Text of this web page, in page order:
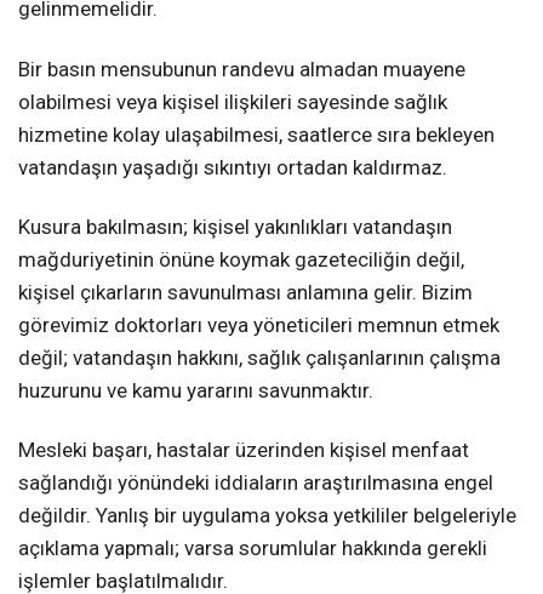
gelinmemelidir.
Bir basın mensubunun randevu almadan muayene
olabilmesi veya kişisel ilişkileri sayesinde sağlık
hizmetine kolay ulaşabilmesi, saatlerce sıra bekleyen
vatandaşın yaşadığı sıkıntıyı ortadan kaldırmaz.
Kusura bakılmasın; kişisel yakınlıkları vatandaşın
mağduriyetinin önüne koymak gazeteciliğin değil,
kişisel çıkarların savunulması anlamına gelir. Bizim
görevimiz doktorları veya yöneticileri memnun etmek
değil; vatandaşın hakkını, sağlık çalışanlarının çalışma
huzurunu ve kamu yararını savunmaktır.
Mesleki başarı, hastalar üzerinden kişisel menfaat
sağlandığı yönündeki iddiaların araştırılmasına engel
değildir. Yanlış bir uygulama yoksa yetkililer belgeleriyle
açıklama yapmalı; varsa sorumlular hakkında gerekli
işlemler başlatılmalıdır.